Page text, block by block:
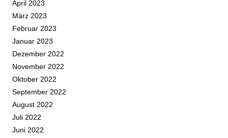
April 2023
März 2023
Februar 2023
Januar 2023
Dezember 2022
November 2022
Oktober 2022
September 2022
August 2022
Juli 2022
Juni 2022